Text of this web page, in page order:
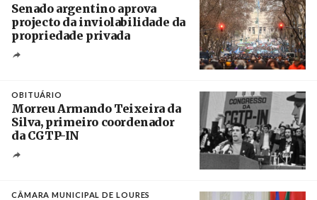
Senado argentino aprova
projecto da inviolabilidade da
propriedade privada
OBITUÁRIO
Morreu Armando Teixeira da
Silva, primeiro coordenador
da CGTP-IN
CÂMARA MUNICIPAL DE LOURES